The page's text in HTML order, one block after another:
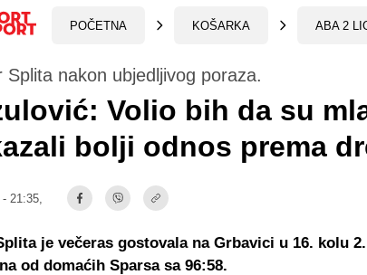
POČETNA KOŠARKA ABA 2
Splita nakon ubjedljivog poraza.
Volio bih da su
bolji odnos prema
21:35,
je večeras gostovala na Grbavici u 16. kolu
od domaćih Sparsa sa 96:58.